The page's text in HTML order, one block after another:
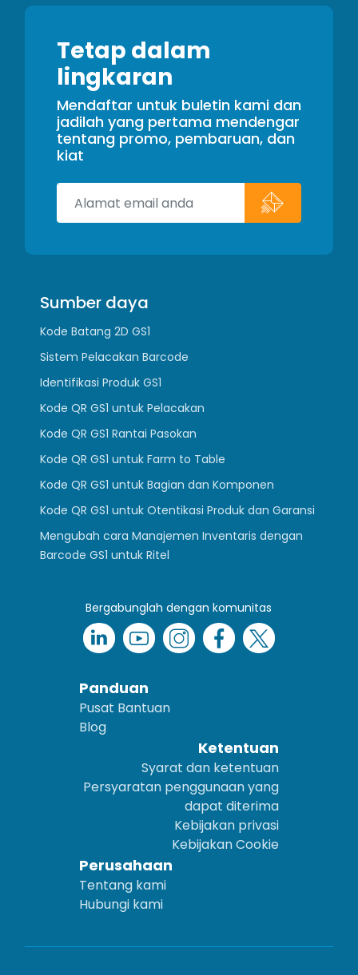
Tetap dalam
lingkaran
Mendaftar untuk buletin kami dan
jadilah yang pertama mendengar
tentang promo, pembaruan, dan
kiat
Sumber daya
Kode Batang 2D GS1
Sistem Pelacakan Barcode
Identifikasi Produk GS1
Kode QR GS1 untuk Pelacakan
Kode QR GS1 Rantai Pasokan
Kode QR GS1 untuk Farm to Table
Kode QR GS1 untuk Bagian dan Komponen
Kode QR GS1 untuk Otentikasi Produk dan Garansi
Mengubah cara Manajemen Inventaris dengan
Barcode GS1 untuk Ritel
Bergabunglah dengan komunitas
Panduan
Pusat Bantuan
Blog
Ketentuan
Syarat dan ketentuan
Persyaratan penggunaan yang
dapat diterima
Kebijakan privasi
Kebijakan Cookie
Perusahaan
Tentang kami
Hubungi kami